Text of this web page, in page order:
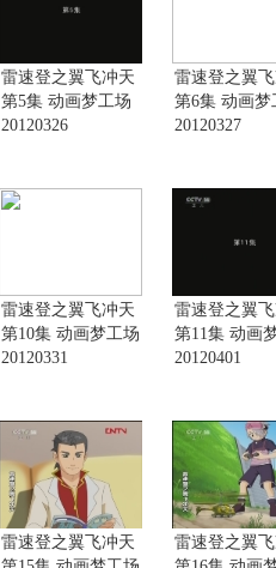
雷速登之翼飞冲天
第5集 动画梦工场
20120326
雷速登之翼
第6集 动画梦
20120327
雷速登之翼飞冲天
第10集 动画梦工场
20120331
雷速登之翼
第11集 动画
20120401
雷速登之翼飞冲天
雷速登之翼